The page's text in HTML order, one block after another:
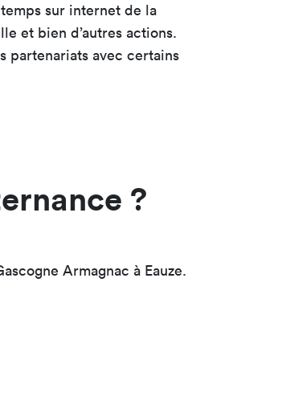
sur internet de la
et bien d’autres actions.
partenariats avec certains
?
Armagnac à Eauze.